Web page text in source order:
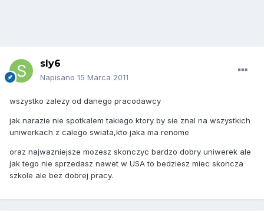
sly6
Napisano 15 Marca 2011
wszystko zalezy od danego pracodawcy
jak narazie nie spotkalem takiego ktory by sie znal na wszystkich
uniwerkach z calego swiata,kto jaka ma renome
oraz najwazniejsze mozesz skonczyc bardzo dobry uniwerek ale
jak tego nie sprzedasz nawet w USA to bedziesz miec skoncza
szkole ale bez dobrej pracy.